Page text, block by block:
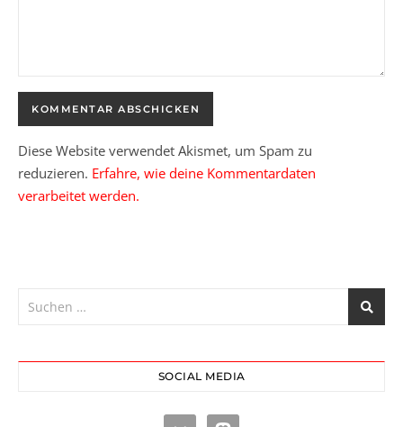
Diese Website verwendet Akismet, um Spam zu
reduzieren. Erfahre, wie deine Kommentardaten
verarbeitet werden.
SOCIAL MEDIA